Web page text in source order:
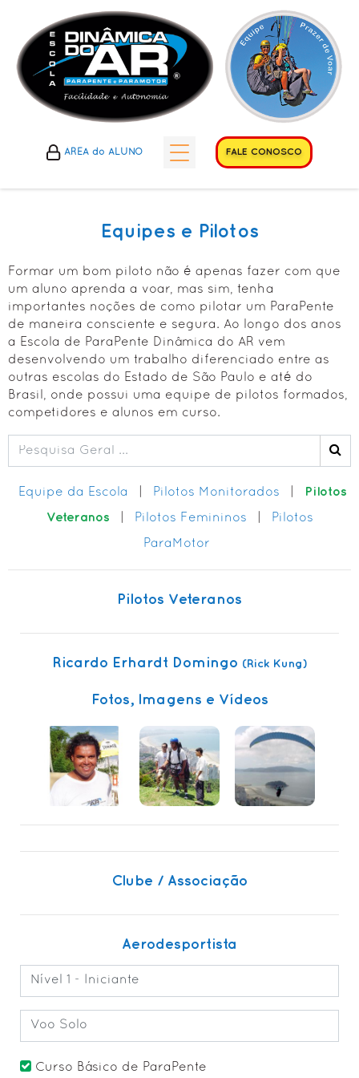
• Histórico do Esporte
• Histórico da Escola
A ESCOLA
• Diferenciais Escola
✓ Curso ParaPente (PG)
✓ Curso ParaMotor (PPG)
✓ Curso ParaPente - Reciclagem
• Equipe e Pilotos (BUSCA) 🔍
• Alunos em Curso 🔒
• Política de Privacidade
• Equipamentos Principais
• Acessórios + Comuns
FOTOS & VÍDEOS
• SOL Sports & Região
• Cursos, Clínicas & ENPIs
• Eventos Diversos
• Manobras Acrobáticas & Conexões
• Câmeras AO VIVO > São Vicente, SP / Itararé
• Conteúdo ANAC Aerodesporto > Leitura e Estudo
• Normas Regulamentares Instituições
• App XCTrack (GPS, Android)
• App FlySkyHy (GPS, iOS)
• CADASTROS Aerodesporto (RBAC-103)
ÁREA do ALUNO FALE CONOSCO
Equipes e Pilotos
Formar um bom piloto não é apenas fazer com que
um aluno aprenda a voar, mas sim, tenha
importantes noções de como pilotar um ParaPente
de maneira consciente e segura. Ao longo dos anos
a Escola de ParaPente Dinâmica do AR vem
desenvolvendo um trabalho diferenciado entre as
outras escolas do Estado de São Paulo e até do
Brasil, onde possui uma equipe de pilotos formados,
competidores e alunos em curso.
Equipe da Escola Pilotos Monitorados Pilotos
Veteranos Pilotos Femininos Pilotos
ParaMotor
Pilotos Veteranos
Ricardo Erhardt Domingo (Rick Kung)
Fotos, Imagens e Vídeos
Clube / Associação
Aerodesportista
Nível 1 - Iniciante
Voo Solo
Curso Básico de ParaPente